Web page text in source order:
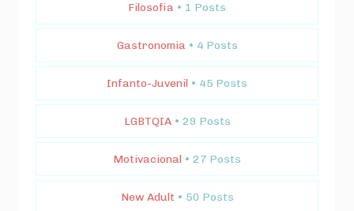
Filosofia • 1 Posts
Gastronomia • 4 Posts
Infanto-Juvenil • 45 Posts
LGBTQIA • 29 Posts
Motivacional • 27 Posts
New Adult • 50 Posts